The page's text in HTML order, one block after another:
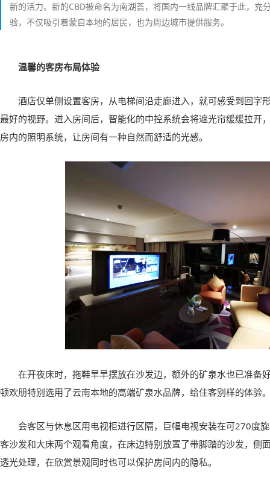
新的活力。新的CBD被命名为南湖荟，将国内一线品牌汇聚于此，充
验，不仅吸引着蒙自本地的居民，也为周边城市提供服务。
温馨的客房布局体验
酒店仅单侧设置客房，从电梯间沿走廊进入，就可感受到回字
最好的视野。进入房间后，智能化的中控系统会将遮光帘缓缓拉开
房内的照明系统，让房间有一种自然而舒适的光感。
在开夜床时，拖鞋早早摆放在沙发边，额外的矿泉水也已准备
顿欢朋特别选用了云南本地的高端矿泉水品牌，给住客别样的体验
会客区与休息区用电视柜进行区隔，巨幅电视安装在可270度
客沙发和大床两个观看角度，在床边特别放置了带脚踏的沙发，侧
透光处理，在欣赏景观同时也可以保护房间内的隐私。